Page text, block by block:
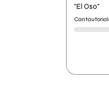
"El Oso"